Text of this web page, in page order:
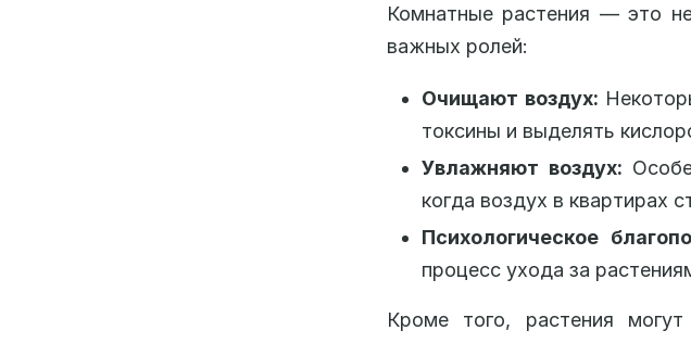
Комнатные растения — это
важных ролей:
Очищают воздух:
токсины и выделять
Увлажняют воздух:
когда воздух в квартирах
Психологическое
процесс ухода за
Кроме того, растения